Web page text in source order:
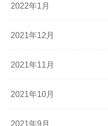
2022年1月
2021年12月
2021年11月
2021年10月
2021年9月